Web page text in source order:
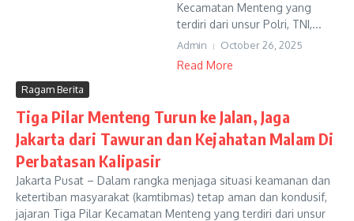
Kecamatan Menteng yang
terdiri dari unsur Polri, TNI,...
Admin October 26, 2025
Read More
Ragam Berita
Tiga Pilar Menteng Turun ke Jalan, Jaga
Jakarta dari Tawuran dan Kejahatan Malam Di
Perbatasan Kalipasir
Jakarta Pusat – Dalam rangka menjaga situasi keamanan dan
ketertiban masyarakat (kamtibmas) tetap aman dan kondusif,
jajaran Tiga Pilar Kecamatan Menteng yang terdiri dari unsur